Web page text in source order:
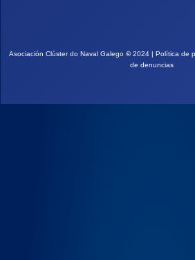
Asociación Clúster do Naval Galego ©2024 | Política de
de denuncias